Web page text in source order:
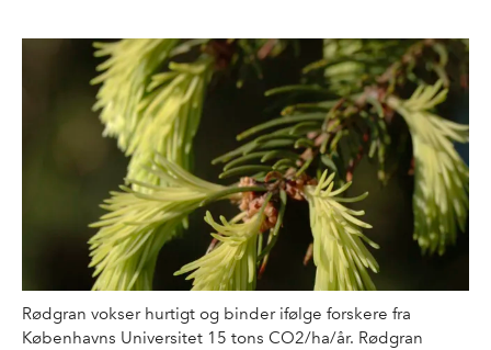
Rødgran vokser hurtigt og binder ifølge forskere fra
Københavns Universitet 15 tons CO2/ha/år. Rødgran